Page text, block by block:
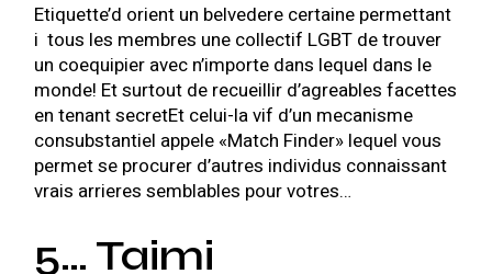
Etiquette’d orient un belvedere certaine permettant
i tous les membres une collectif LGBT de trouver
un coequipier avec n’importe dans lequel dans le
monde! Et surtout de recueillir d’agreables facettes
en tenant secretEt celui-la vif d’un mecanisme
consubstantiel appele «Match Finder» lequel vous
permet se procurer d’autres individus connaissant
vrais arrieres semblables pour votres…
5… Taimi